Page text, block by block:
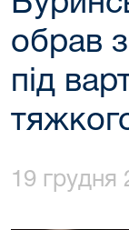
обрав
під
19 грудня